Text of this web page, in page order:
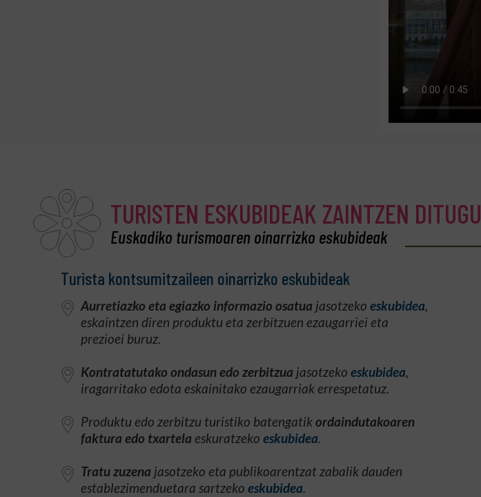
TURISTEN ESKUBIDEAK ZAINTZEN DITUGU
Euskadiko turismoaren oinarrizko eskubideak
Turista kontsumitzaileen oinarrizko eskubideak
Aurretiazko eta egiazko informazio osatua jasotzeko eskubidea,
eskaintzen diren produktu eta zerbitzuen ezaugarriei eta
prezioei buruz.
Kontratatutako ondasun edo zerbitzua jasotzeko eskubidea,
iragarritako edota eskainitako ezaugarriak errespetatuz.
Produktu edo zerbitzu turistiko batengatikordaindutakoaren
faktura edo txartela eskuratzeko eskubidea.
Tratu zuzena jasotzeko eta publikoarentzat zabalik dauden
establezimenduetara sartzeko eskubidea.